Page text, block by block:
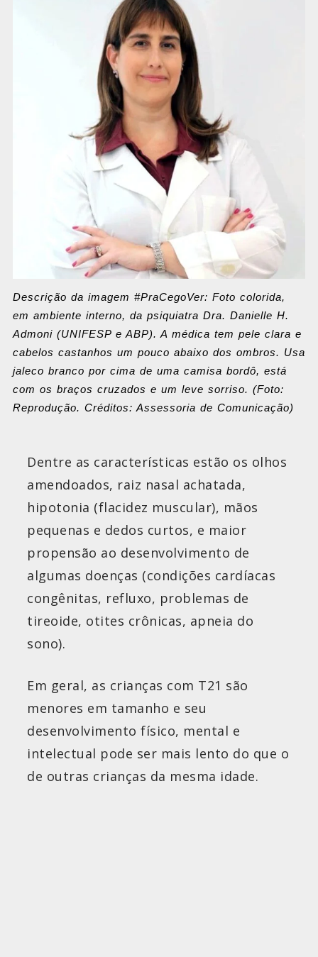
Descrição da imagem #PraCegoVer: Foto colorida,
em ambiente interno, da psiquiatra Dra. Danielle H.
Admoni (UNIFESP e ABP). A médica tem pele clara e
cabelos castanhos um pouco abaixo dos ombros. Usa
jaleco branco por cima de uma camisa bordô, está
com os braços cruzados e um leve sorriso. (Foto:
Reprodução. Créditos: Assessoria de Comunicação)
Dentre as características estão os olhos
amendoados, raiz nasal achatada,
hipotonia (flacidez muscular), mãos
pequenas e dedos curtos, e maior
propensão ao desenvolvimento de
algumas doenças (condições cardíacas
congênitas, refluxo, problemas de
tireoide, otites crônicas, apneia do
sono).
Em geral, as crianças com T21 são
menores em tamanho e seu
desenvolvimento físico, mental e
intelectual pode ser mais lento do que o
de outras crianças da mesma idade.